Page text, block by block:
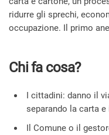
ridurre gli sprechi,
occupazione. Il primo
Chi fa cosa?
I cittadini: danno il
separando la carta
Il Comune o il